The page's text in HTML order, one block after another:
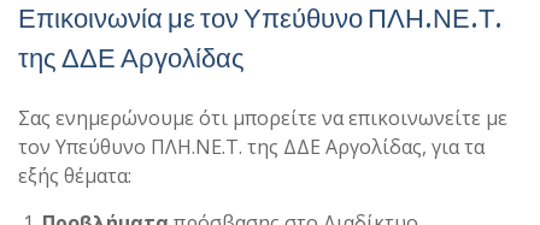
Επικοινωνία με τον Υπεύθυνο ΠΛΗ.ΝΕ.Τ.
της ΔΔΕ Αργολίδας
Σας ενημερώνουμε ότι μπορείτε να επικοινωνείτε με
τον Υπεύθυνο ΠΛΗ.ΝΕ.Τ. της ΔΔΕ Αργολίδας, για τα
εξής θέματα: